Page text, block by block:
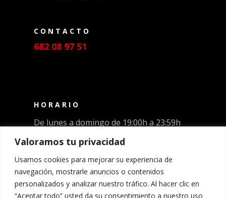
Valoramos tu privacidad
Usamos cookies para mejorar su experiencia de
navegación, mostrarle anuncios o contenidos
personalizados y analizar nuestro tráfico. Al hacer clic en
“Aceptar todo” usted da su consentimiento a nuestro uso
CONTACTO
682 08 97 51
HORARIO
De lunes a domingo de 19:00h a 23:59h
Martes cerrado
ENLACES DE INTERÉS
Aviso Legal
Política de Privacidad